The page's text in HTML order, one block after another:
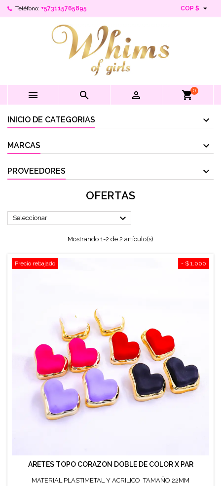
Teléfono: +573115765895 COP $ 
   shopping_cart0
INICIO DE CATEGORIAS
MARCAS
PROVEEDORES
OFERTAS
Seleccionar 
Mostrando 1-2 de 2 artículo(s)
- $ 1.000
Precio rebajado
ARETES TOPO CORAZON DOBLE DE COLOR X PAR
MATERIAL PLASTIMETAL Y ACRILICO TAMAÑO 22MM